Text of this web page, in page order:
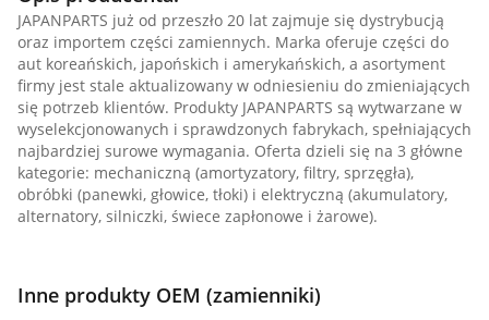
JAPANPARTS już od przeszło 20 lat zajmuje się dystrybucją
oraz importem części zamiennych. Marka oferuje części do
aut koreańskich, japońskich i amerykańskich, a asortyment
firmy jest stale aktualizowany w odniesieniu do zmieniających
się potrzeb klientów. Produkty JAPANPARTS są wytwarzane w
wyselekcjonowanych i sprawdzonych fabrykach, spełniających
najbardziej surowe wymagania. Oferta dzieli się na 3 główne
kategorie: mechaniczną (amortyzatory, filtry, sprzęgła),
obróbki (panewki, głowice, tłoki) i elektryczną (akumulatory,
alternatory, silniczki, świece zapłonowe i żarowe).
Inne produkty OEM (zamienniki)